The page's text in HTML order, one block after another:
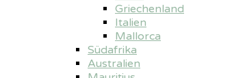
Griechenland
Italien
Mallorca
Südafrika
Australien